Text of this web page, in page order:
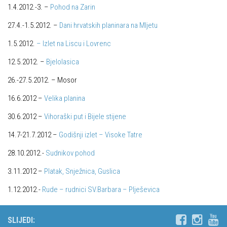
Izvješća s izleta Obiteljske sekcije
Pruži mi ruku – OSI
OSI Novosti
Izleti
Izvješća s izleta OSI
Visokogorci
Novosti SVP
Povijest SVP
Izvješća s izleta SVP
Speleolozi
Alpinistička škola
Speleološka škola HPD Željezničar
Obilaznice
Gojzerica
Špiljama Lijepe Naše
Hrvatske planinarske kuće
50 vrhova za 50 godina društva
Od vrha do vrha
Dragojlinom stazom na Okić
1.4.2012.-3. – Pohod na Zarin
27.4.-1.5.2012. – Dani hrvatskih planinara na Mljetu
1.5.2012. – Izlet na Liscu i Lovrenc
12.5.2012. – Bjelolasica
26.-27.5.2012. – Mosor
16.6.2012 – Velika planina
30.6.2012 – Vihoraški put i Bijele stijene
14.7-21.7.2012 – Godišnji izlet – Visoke Tatre
28.10.2012.- Sudnikov pohod
3.11.2012 – Platak, Snježnica, Guslica
1.12.2012.- Rude – rudnici SV.Barbara – Plješevica
SLIJEDI: